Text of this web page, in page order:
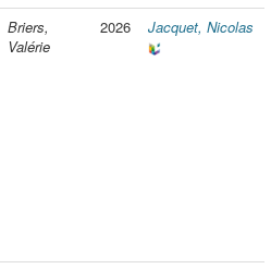
Briers,
Valérie
2026 Jacquet, Nicolas